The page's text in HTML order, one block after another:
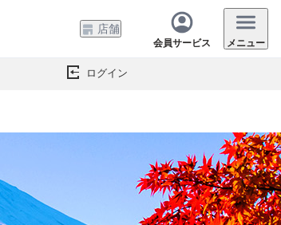
店舗
会員サービス メニュー
ログイン